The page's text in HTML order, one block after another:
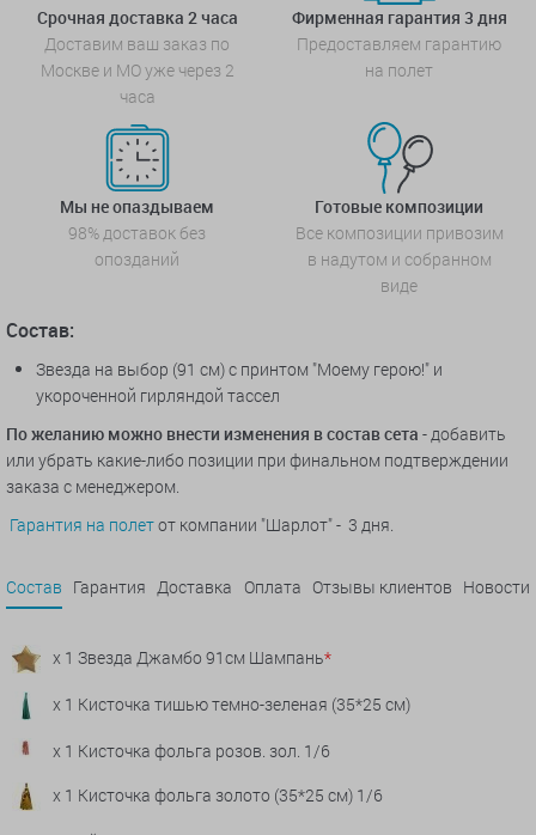
Срочная доставка 2 часа
Доставим ваш заказ по
Москве и МО уже через 2
часа
Фирменная гарантия 3 дня
Предоставляем гарантию
на полет
Мы не опаздываем
98% доставок без
опозданий
Готовые композиции
Все композиции привозим
в надутом и собранном
виде
Состав:
Звезда на выбор (91 см) с принтом "Моему герою!" и
укороченной гирляндой тассел
По желанию можно внести изменения в состав сета - добавить
или убрать какие-либо позиции при финальном подтверждении
заказа с менеджером.
Гарантия на полетот компании "Шарлот" - 3 дня.
Состав Гарантия Доставка Оплата Отзывы клиентов Новости
x 1 Звезда Джамбо 91см Шампань*
x 1 Кисточка тишью темно-зеленая (35*25 см)
x 1 Кисточка фольга розов. зол. 1/6
x 1 Кисточка фольга золото (35*25 см) 1/6